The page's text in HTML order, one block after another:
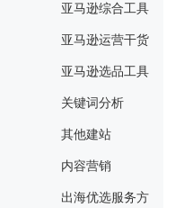
亚马逊综合工具
亚马逊运营干货
亚马逊选品工具
关键词分析
其他建站
内容营销
出海优选服务方